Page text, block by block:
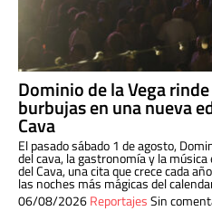
Dominio de la Vega
burbujas en una nueva
Cava
El pasado sábado 1 de agosto,
del cava, la gastronomía y la
del Cava, una cita que crece cada
las noches más mágicas del
06/08/2026ReportajesSin